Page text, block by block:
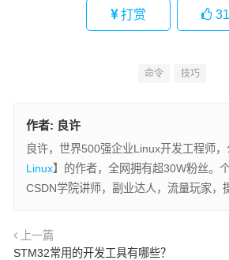
打赏
命令 技巧
作者: 良许
良许，世界500强企业Linux开发工程师
Linux】的作者，全网拥有超30W粉丝。
CSDN学院讲师，副业达人，流量玩家，
上一篇
STM32常用的开发工具有哪些？